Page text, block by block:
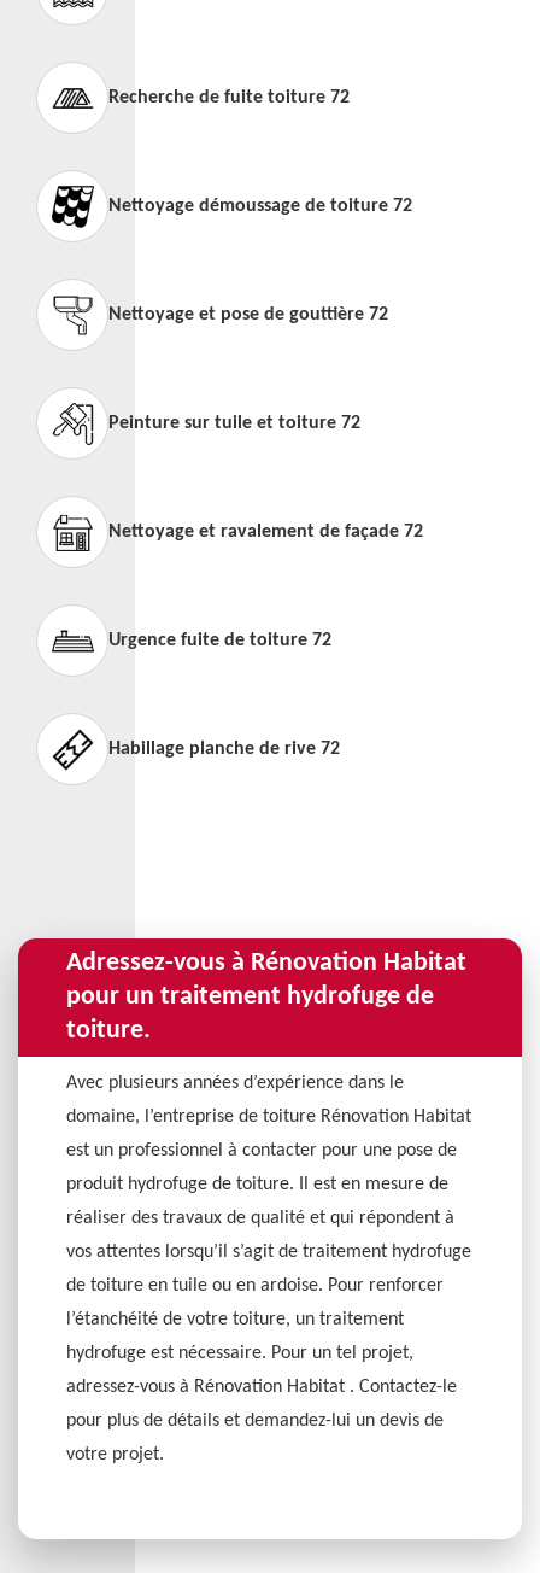
Recherche de fuite toiture 72
Nettoyage démoussage de toiture 72
Nettoyage et pose de gouttière 72
Peinture sur tuile et toiture 72
Nettoyage et ravalement de façade 72
Urgence fuite de toiture 72
Habillage planche de rive 72
Adressez-vous à Rénovation Habitat
pour un traitement hydrofuge de
toiture.
Avec plusieurs années d’expérience dans le
domaine, l’entreprise de toiture Rénovation Habitat
est un professionnel à contacter pour une pose de
produit hydrofuge de toiture. Il est en mesure de
réaliser des travaux de qualité et qui répondent à
vos attentes lorsqu’il s’agit de traitement hydrofuge
de toiture en tuile ou en ardoise. Pour renforcer
l’étanchéité de votre toiture, un traitement
hydrofuge est nécessaire. Pour un tel projet,
adressez-vous à Rénovation Habitat . Contactez-le
pour plus de détails et demandez-lui un devis de
votre projet.